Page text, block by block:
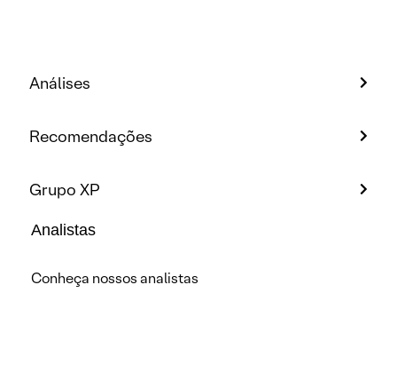
Análises
Recomendações
Grupo XP
Analistas
Conheça nossos analistas